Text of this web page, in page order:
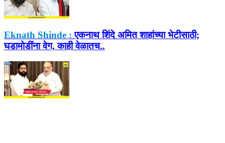
Eknath Shinde : एकनाथ शिंदे अमित शाहांच्या भेटीसाठी;
घडामोडींना वेग, काही वेळातच..